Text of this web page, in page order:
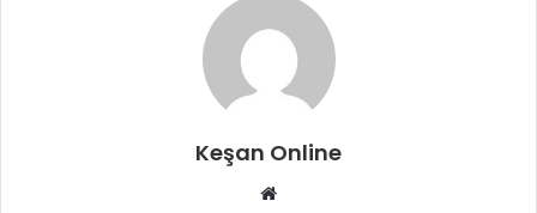
Keşan Online
Web